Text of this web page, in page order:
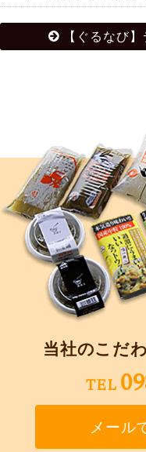
【ぐるなび
当社のこだ
TEL
メール